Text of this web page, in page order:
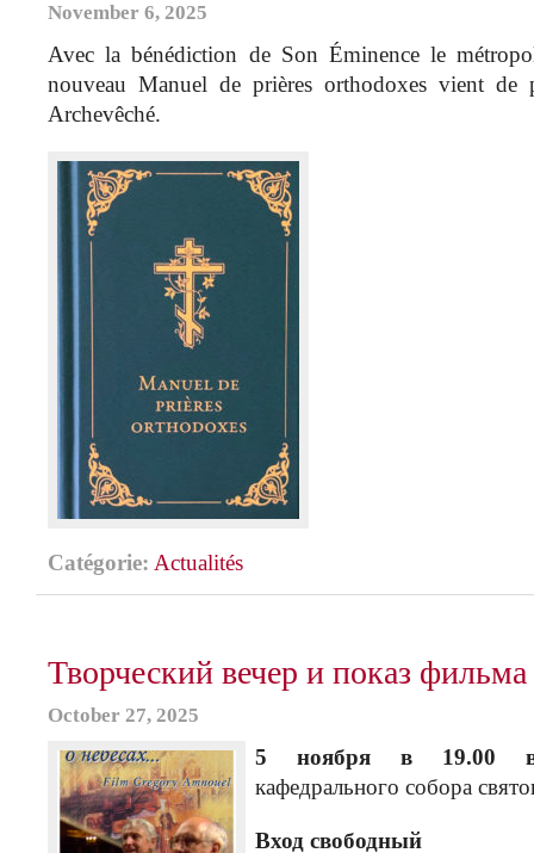
November 6, 2025
Avec la bénédiction de Son Éminence le
nouveau Manuel de prières orthodoxes vient de
Archevêché.
Catégorie: Actualités
Творческий вечер и показ фильма
October 27, 2025
5 ноября в 19.00 в
кафедрального собора
Вход свободный